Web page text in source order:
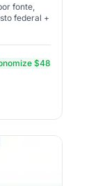
fonte,
federal +
$48